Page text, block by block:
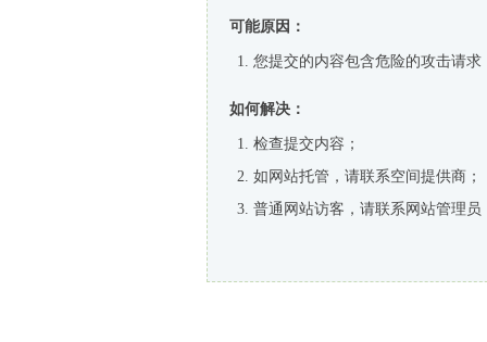
可能原因：
您提交的内容包含危险的攻击请求
如何解决：
检查提交内容；
如网站托管，请联系空间提供商；
普通网站访客，请联系网站管理员